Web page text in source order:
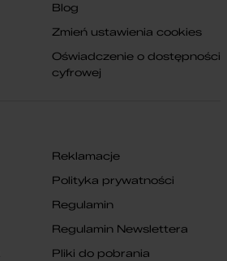
Blog
Zmień ustawienia cookies
Oświadczenie o dostępności
cyfrowej
Reklamacje
Polityka prywatności
Regulamin
Regulamin Newslettera
Pliki do pobrania